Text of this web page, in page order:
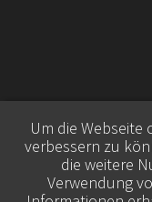
Um die
verbessern zu
die weitere
Verwendung